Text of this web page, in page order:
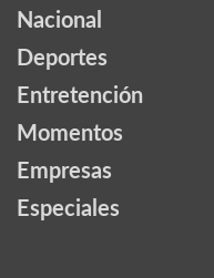
Nacional
Deportes
Entretención
Momentos
Empresas
Especiales